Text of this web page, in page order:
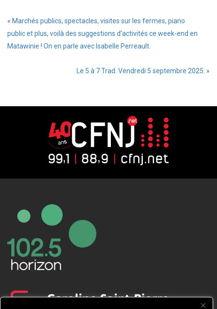
« Marchés publics, spectacles, visites sur les fermes, piano
public et plus, voilà des suggestions d’activités ce week-end en
Matawinie ! On en parle avec Isabelle Perreault.
Le 5 à 7 Trad. Vendredi 5 septembre 2025. »